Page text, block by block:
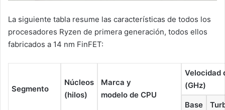
La siguiente tabla resume las características de todos los
procesadores Ryzen de primera generación, todos ellos
fabricados a 14 nm FinFET:
Segmento
Núcleos
(hilos)
Marca y
modelo de CPU
Velocidad
(GHz)
Base